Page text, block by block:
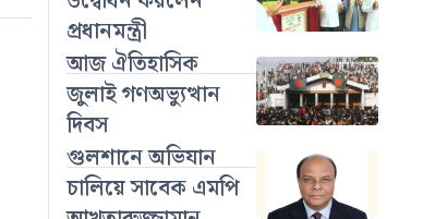
প্রধানমন্ত্রী
আজ ঐতিহাসিক
জুলাই গণঅভ্যুত্থান
দিবস
গুলশানে অভিযান
চালিয়ে সাবেক এমপি